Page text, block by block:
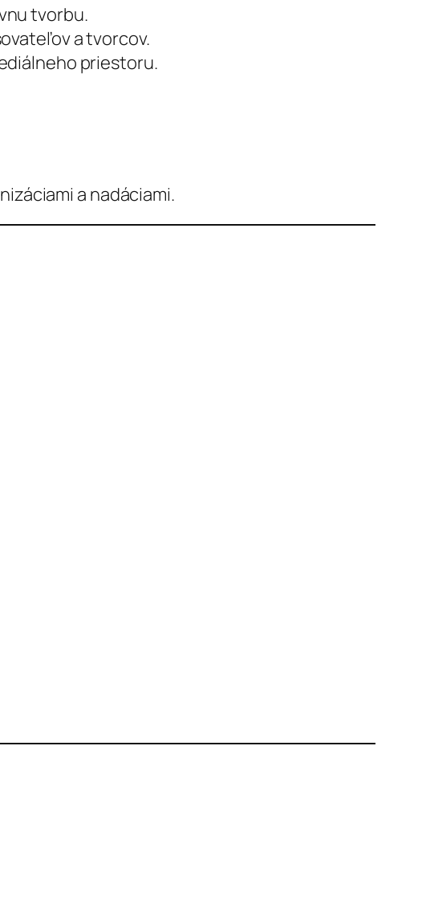
tvorbu.
a tvorcov.
priestoru.
a nadáciami.